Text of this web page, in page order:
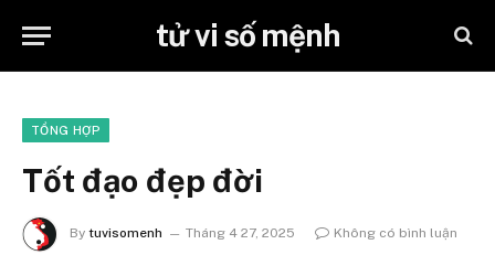
tử vi số mệnh
TỔNG HỢP
Tốt đạo đẹp đời
By tuvisomenh Tháng 4 27, 2025
Không có bình luận